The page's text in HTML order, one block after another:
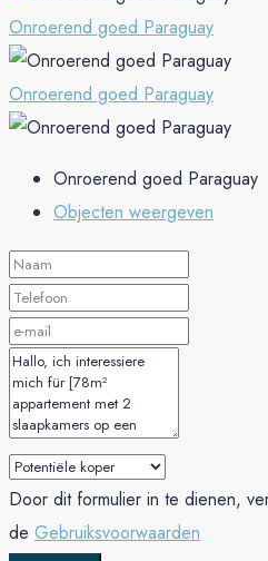
Onroerend goed Paraguay
Onroerend goed Paraguay
Onroerend goed Paraguay
Objecten weergeven
Door dit formulier in te dienen,
de Gebruiksvoorwaarden